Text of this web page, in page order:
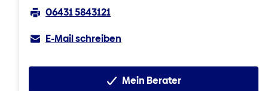
06431 5843121
E-Mail schreiben
Mein Berater